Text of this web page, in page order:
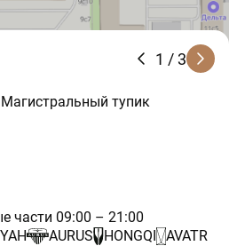
1 / 3
тупик
части 09:00 – 21:00
AURUS HONGQI
AVATR